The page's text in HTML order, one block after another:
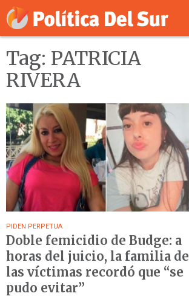
Tag: PATRICIA
RIVERA
PIDEN PERPETUA
Doble femicidio de Budge: a
horas del juicio, la familia de
las víctimas recordó que “se
pudo evitar”